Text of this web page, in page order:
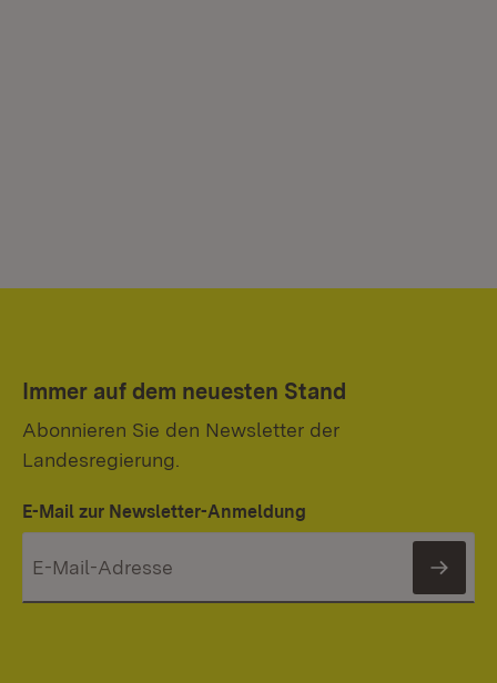
Immer auf dem neuesten Stand
Abonnieren Sie den Newsletter der
Landesregierung.
E-Mail zur Newsletter-Anmeldung